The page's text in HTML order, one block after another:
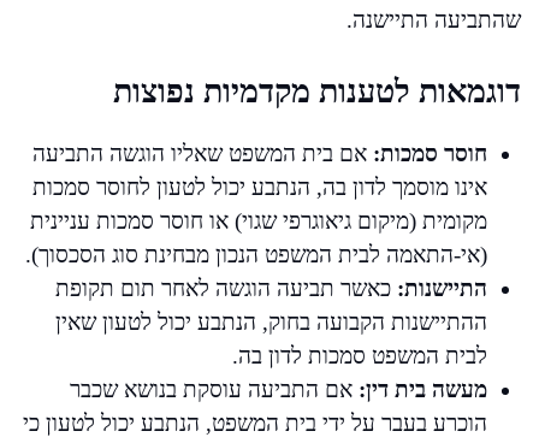
שהתביעה התיישנה.
דוגמאות לטענות מקדמיות נפוצות
חוסר סמכות: אם בית המשפט שאליו הוגשה התביעה
אינו מוסמך לדון בה, הנתבע יכול לטעון לחוסר סמכות
מקומית (מיקום גיאוגרפי שגוי) או חוסר סמכות עניינית
(אי-התאמה לבית המשפט הנכון מבחינת סוג הסכסוך).
התיישנות: כאשר תביעה הוגשה לאחר תום תקופת
ההתיישנות הקבועה בחוק, הנתבע יכול לטעון שאין
לבית המשפט סמכות לדון בה.
מעשה בית דין: אם התביעה עוסקת בנושא שכבר
הוכרע בעבר על ידי בית המשפט, הנתבע יכול לטעון כי